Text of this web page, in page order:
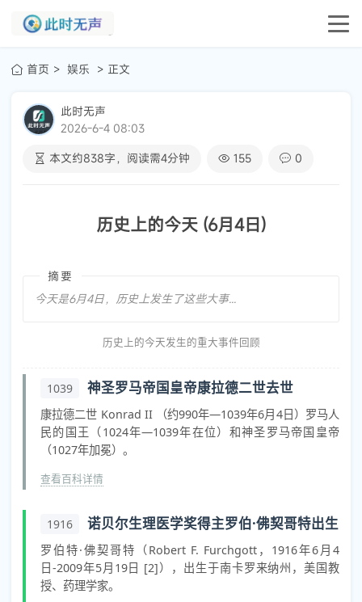
首页 娱乐 正文
此时无声
2026-6-4 08:03
本文约838字，阅读需4分钟 155 0
历史上的今天 (6月4日)
摘要
今天是6月4日，历史上发生了这些大事...
历史上的今天发生的重大事件回顾
1039 神圣罗马帝国皇帝康拉德二世去世
康拉德二世 Konrad II （约990年—1039年6月4日）罗马人
民的国王（1024年—1039年在位）和神圣罗马帝国皇帝
（1027年加冕）。
查看百科详情
1916 诺贝尔生理医学奖得主罗伯·佛契哥特出生
罗伯特·佛契哥特（Robert F. Furchgott，1916年6月4
日-2009年5月19日 [2]），出生于南卡罗来纳州，美国教
授、药理学家。